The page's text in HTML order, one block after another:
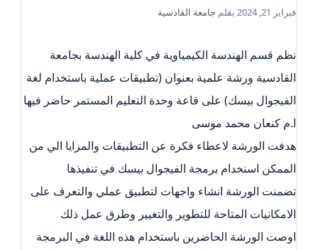
فبراير 21, 2024 بقلم جامعة القادسية
نظم قسم الهندسة الكيمياوية في كلية الهندسة بجامعة
القادسية ورشة علمية بعنوان (تطبيقات عملية باستخدام لغة
الفيجوال بيسك) على قاعة وحدة التعليم المستمر حاضر فيها
ا.م كنعان محمد موسى
هدفت الورشة لاعطاء فكرة عن التطبيقات والمزايا الي من
الممكن اسنخدام برمجة الفيجوال بيسك في تنفيذها
تضمنت الورشة انشاء واجهات لتطبيق عملي والتعرف على
الامكانيات المتاحة للتطوير والتغيير وطرق عمل ذلك
اوصت الورشة الحاضرين باستخدام هذه اللغة في البرمجة